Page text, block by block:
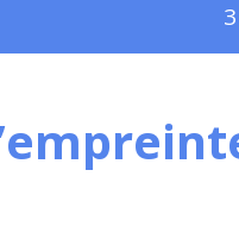
3